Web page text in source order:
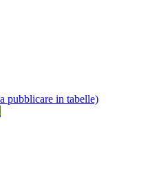
pubblicare in tabelle)